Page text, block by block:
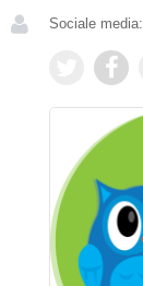
Sociale media: